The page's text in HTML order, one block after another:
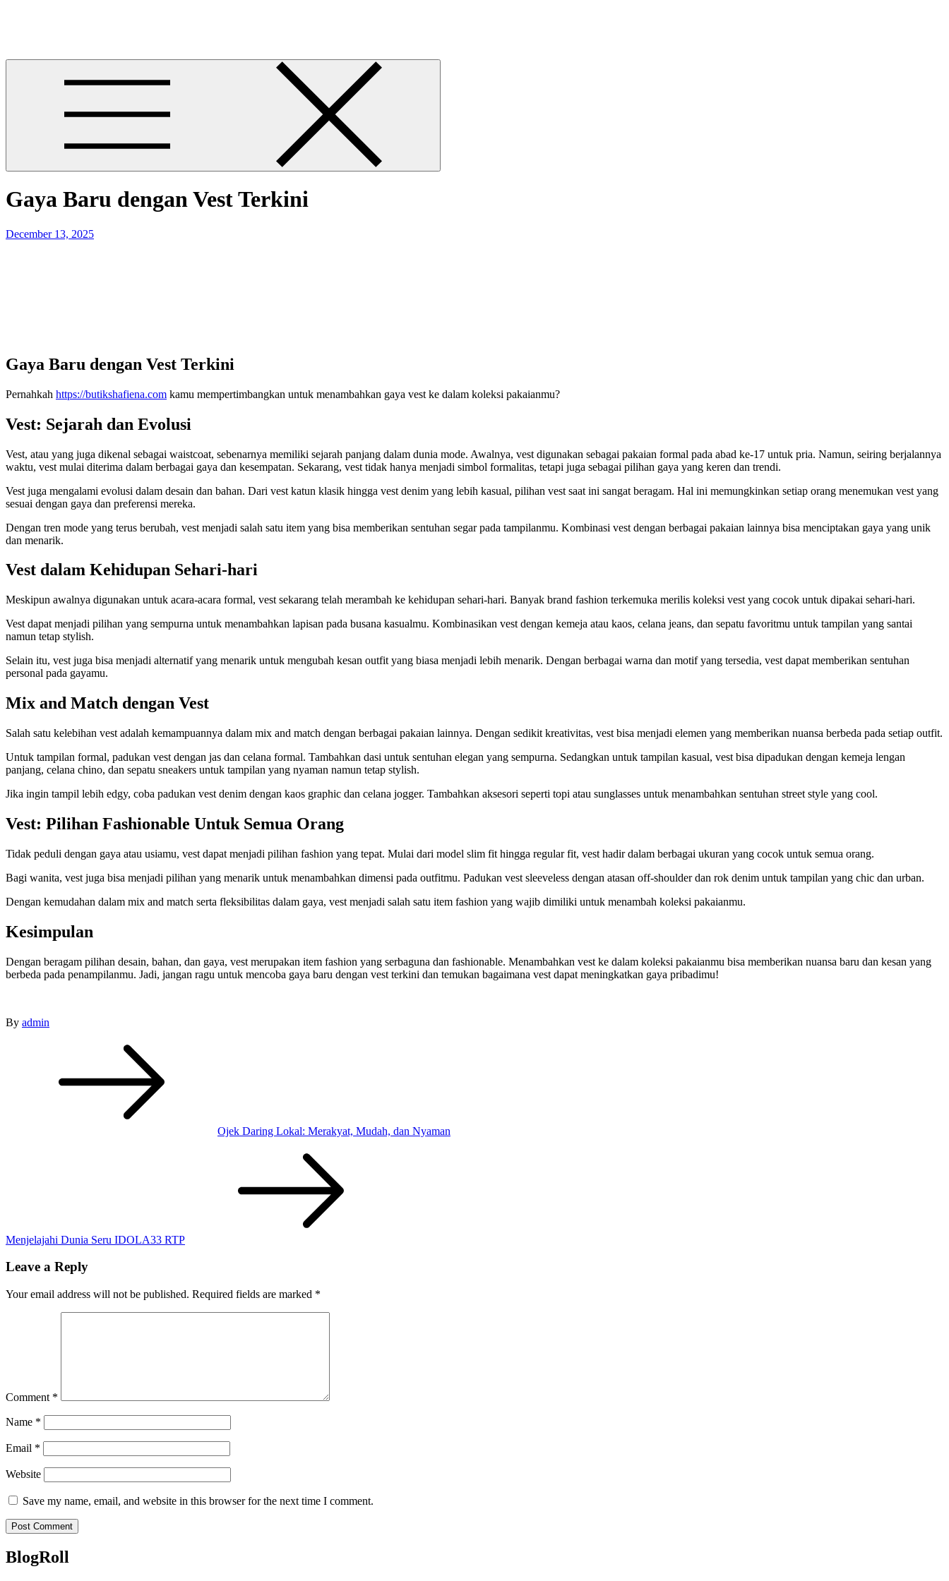
Gaya Baru dengan Vest Terkini
Posted
December 13, 2025
Gaya Baru dengan Vest Terkini
Pernahkah https://butikshafiena.com kamu mempertimbangkan untuk menambahkan gaya vest ke dalam koleksi pakaianmu?
Vest: Sejarah dan Evolusi
Vest, atau yang juga dikenal sebagai waistcoat, sebenarnya memiliki sejarah panjang dalam dunia mode. Awalnya, vest digunakan sebagai pakaian formal pada abad ke-17 untuk pria. Namun, seiring berjalannya
waktu, vest mulai diterima dalam berbagai gaya dan kesempatan. Sekarang, vest tidak hanya menjadi simbol formalitas, tetapi juga sebagai pilihan gaya yang keren dan trendi.
Vest juga mengalami evolusi dalam desain dan bahan. Dari vest katun klasik hingga vest denim yang lebih kasual, pilihan vest saat ini sangat beragam. Hal ini memungkinkan setiap orang menemukan vest yang
sesuai dengan gaya dan preferensi mereka.
Dengan tren mode yang terus berubah, vest menjadi salah satu item yang bisa memberikan sentuhan segar pada tampilanmu. Kombinasi vest dengan berbagai pakaian lainnya bisa menciptakan gaya yang unik
dan menarik.
Vest dalam Kehidupan Sehari-hari
Meskipun awalnya digunakan untuk acara-acara formal, vest sekarang telah merambah ke kehidupan sehari-hari. Banyak brand fashion terkemuka merilis koleksi vest yang cocok untuk dipakai sehari-hari.
Vest dapat menjadi pilihan yang sempurna untuk menambahkan lapisan pada busana kasualmu. Kombinasikan vest dengan kemeja atau kaos, celana jeans, dan sepatu favoritmu untuk tampilan yang santai
namun tetap stylish.
Selain itu, vest juga bisa menjadi alternatif yang menarik untuk mengubah kesan outfit yang biasa menjadi lebih menarik. Dengan berbagai warna dan motif yang tersedia, vest dapat memberikan sentuhan
personal pada gayamu.
Mix and Match dengan Vest
Salah satu kelebihan vest adalah kemampuannya dalam mix and match dengan berbagai pakaian lainnya. Dengan sedikit kreativitas, vest bisa menjadi elemen yang memberikan nuansa berbeda pada setiap outfit.
Untuk tampilan formal, padukan vest dengan jas dan celana formal. Tambahkan dasi untuk sentuhan elegan yang sempurna. Sedangkan untuk tampilan kasual, vest bisa dipadukan dengan kemeja lengan
panjang, celana chino, dan sepatu sneakers untuk tampilan yang nyaman namun tetap stylish.
Jika ingin tampil lebih edgy, coba padukan vest denim dengan kaos graphic dan celana jogger. Tambahkan aksesori seperti topi atau sunglasses untuk menambahkan sentuhan street style yang cool.
Vest: Pilihan Fashionable Untuk Semua Orang
Tidak peduli dengan gaya atau usiamu, vest dapat menjadi pilihan fashion yang tepat. Mulai dari model slim fit hingga regular fit, vest hadir dalam berbagai ukuran yang cocok untuk semua orang.
Bagi wanita, vest juga bisa menjadi pilihan yang menarik untuk menambahkan dimensi pada outfitmu. Padukan vest sleeveless dengan atasan off-shoulder dan rok denim untuk tampilan yang chic dan urban.
Dengan kemudahan dalam mix and match serta fleksibilitas dalam gaya, vest menjadi salah satu item fashion yang wajib dimiliki untuk menambah koleksi pakaianmu.
Kesimpulan
Dengan beragam pilihan desain, bahan, dan gaya, vest merupakan item fashion yang serbaguna dan fashionable. Menambahkan vest ke dalam koleksi pakaianmu bisa memberikan nuansa baru dan kesan yang
berbeda pada penampilanmu. Jadi, jangan ragu untuk mencoba gaya baru dengan vest terkini dan temukan bagaimana vest dapat meningkatkan gaya pribadimu!
By admin
Ojek Daring Lokal: Merakyat, Mudah, dan Nyaman
Menjelajahi Dunia Seru IDOLA33 RTP
Leave a Reply
Your email address will not be published. Required fields are marked *
Comment *
Name *
Email *
Website
Save my name, email, and website in this browser for the next time I comment.
BlogRoll